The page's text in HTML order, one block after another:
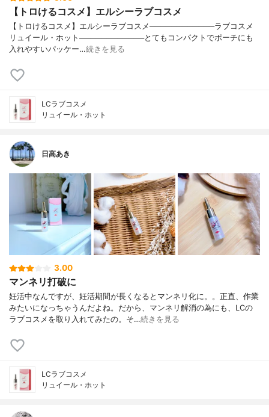
【トロけるコスメ】エルシーラブコスメ
【トロけるコスメ】エルシーラブコスメ────────────ラブコスメ
リュイール・ホット────────────とてもコンパクトでポーチにも
入れやすいパッケー…続きを見る
LCラブコスメ
リュイール・ホット
日高あき
3.00
マンネリ打破に
妊活中なんですが、妊活期間が長くなるとマンネリ化に。。正直、作業
みたいになっちゃうんだよね。だから、マンネリ解消の為にも、LCの
ラブコスメを取り入れてみたの。そ…続きを見る
LCラブコスメ
リュイール・ホット